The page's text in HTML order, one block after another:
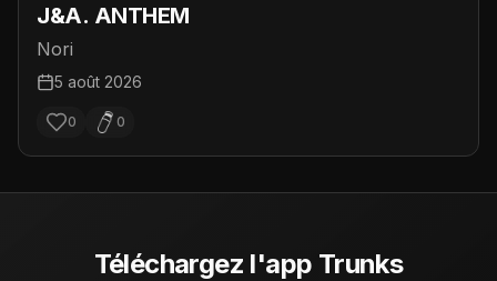
J&A. ANTHEM
Nori
5 août 2026
0 0
Téléchargez l'app Trunks